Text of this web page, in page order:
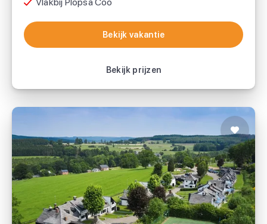
Bekijk vakantie
Bekijk prijzen
Bekijk vakantie
Landal Village les Gottales